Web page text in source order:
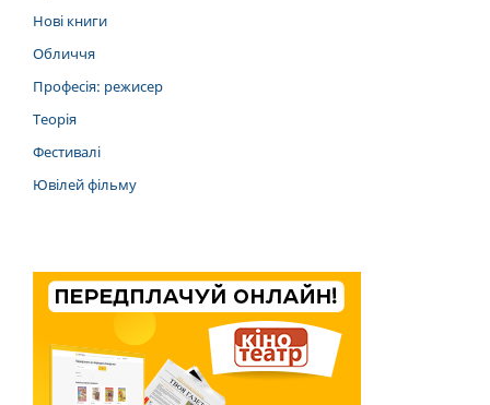
Нові книги
Обличчя
Професія: режисер
Теорія
Фестивалі
Ювілей фільму